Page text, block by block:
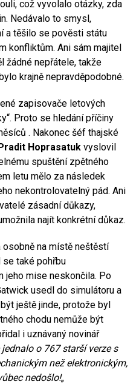
což vyvolalo otázky, zda
Nedávalo to smysl,
a těšilo se pověsti státu
konfliktům. Ani sám majitel
žádné nepřátele, takže
krajně nepravděpodobné.
zapisovače letových
Proto se hledání příčiny
. Nakonec šéf thajské
Pradit Hoprasatukvyslovil
spuštění zpětného
letu mělo za následek
nekontrolovatelný pád. Ani
zásadní důkazy,
najít konkrétní důkaz.
osobně na místě neštěstí
také pohřbu
jeho mise neskončila. Po
usedl do simulátoru a
ještě jinde, protože byl
chodu nemůže být
i uznávaný novinář
o 767 starší verze s
než elektronickým,
nedošlo!„